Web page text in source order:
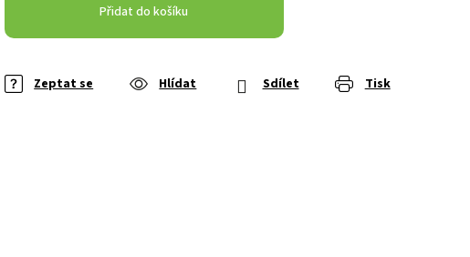
Přidat do košíku
Tisk
Zeptat se Hlídat Sdílet